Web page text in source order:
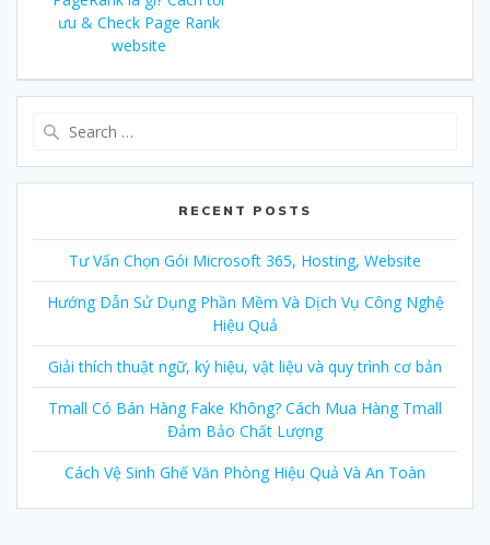
navigation
ưu & Check Page Rank
website
RECENT POSTS
Tư Vấn Chọn Gói Microsoft 365, Hosting, Website
Hướng Dẫn Sử Dụng Phần Mềm Và Dịch Vụ Công Nghệ
Hiệu Quả
Giải thích thuật ngữ, ký hiệu, vật liệu và quy trình cơ bản
Tmall Có Bán Hàng Fake Không? Cách Mua Hàng Tmall
Đảm Bảo Chất Lượng
Cách Vệ Sinh Ghế Văn Phòng Hiệu Quả Và An Toàn